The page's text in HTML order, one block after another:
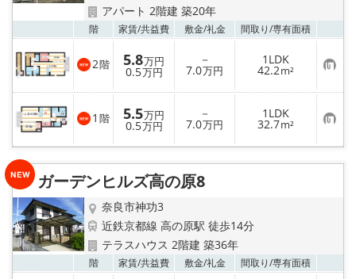
アパート 2階建 築20年
階 家賃/共益費 敷金/礼金 間取り/専有面積
2階 5.8万円
0.5万円
－
7.0万円
1LDK
42.2m² お
気
に
入
り
登
録
1 階 5.5万円
0.5万円
－
7.0万円
1LDK
32.7m² お
気
に
り
ガーデンヒルズ高の原8
奈良市神功3
近鉄京都線 高の原駅 徒歩14分
テラスハウス 2階建 築36年
階 家賃/共益費 敷金/礼金 間取り/専有面積